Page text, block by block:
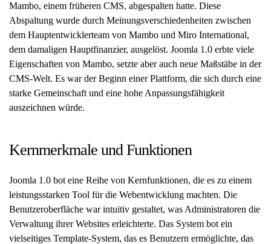
Mambo, einem früheren CMS, abgespalten hatte. Diese
Abspaltung wurde durch Meinungsverschiedenheiten zwischen
dem Hauptentwicklerteam von Mambo und Miro International,
dem damaligen Hauptfinanzier, ausgelöst. Joomla 1.0 erbte viele
Eigenschaften von Mambo, setzte aber auch neue Maßstäbe in der
CMS-Welt. Es war der Beginn einer Plattform, die sich durch eine
starke Gemeinschaft und eine hohe Anpassungsfähigkeit
auszeichnen würde.
Kernmerkmale und Funktionen
Joomla 1.0 bot eine Reihe von Kernfunktionen, die es zu einem
leistungsstarken Tool für die Webentwicklung machten. Die
Benutzeroberfläche war intuitiv gestaltet, was Administratoren die
Verwaltung ihrer Websites erleichterte. Das System bot ein
vielseitiges Template-System, das es Benutzern ermöglichte, das